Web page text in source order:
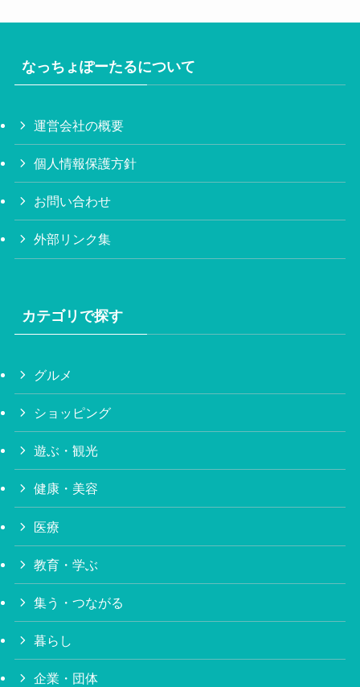
なっちょぽーたるについて
運営会社の概要
個人情報保護方針
お問い合わせ
外部リンク集
カテゴリで探す
グルメ
ショッピング
遊ぶ・観光
健康・美容
医療
教育・学ぶ
集う・つながる
暮らし
企業・団体